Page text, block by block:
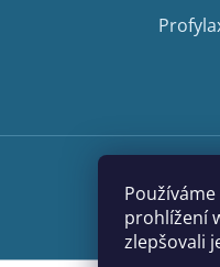
prohlížení
zlepšovali